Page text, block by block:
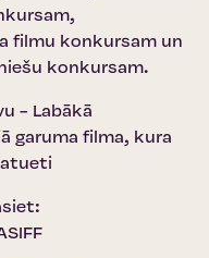
filmu konkursam un
konkursam.
- Labākā
garuma filma, kura